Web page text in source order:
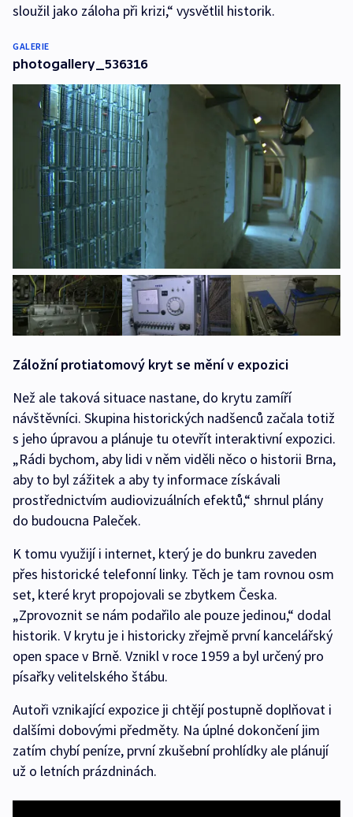
sloužil jako záloha při krizi,“ vysvětlil historik.
GALERIE
photogallery_536316
Záložní protiatomový kryt se mění v expozici
Než ale taková situace nastane, do krytu zamíří
návštěvníci. Skupina historických nadšenců začala totiž
s jeho úpravou a plánuje tu otevřít interaktivní expozici.
„Rádi bychom, aby lidi v něm viděli něco o historii Brna,
aby to byl zážitek a aby ty informace získávali
prostřednictvím audiovizuálních efektů,“ shrnul plány
do budoucna Paleček.
K tomu využijí i internet, který je do bunkru zaveden
přes historické telefonní linky. Těch je tam rovnou osm
set, které kryt propojovali se zbytkem Česka.
„Zprovoznit se nám podařilo ale pouze jedinou,“ dodal
historik. V krytu je i historicky zřejmě první kancelářský
open space v Brně. Vznikl v roce 1959 a byl určený pro
písařky velitelského štábu.
Autoři vznikající expozice ji chtějí postupně doplňovat i
dalšími dobovými předměty. Na úplné dokončení jim
zatím chybí peníze, první zkušební prohlídky ale plánují
už o letních prázdninách.